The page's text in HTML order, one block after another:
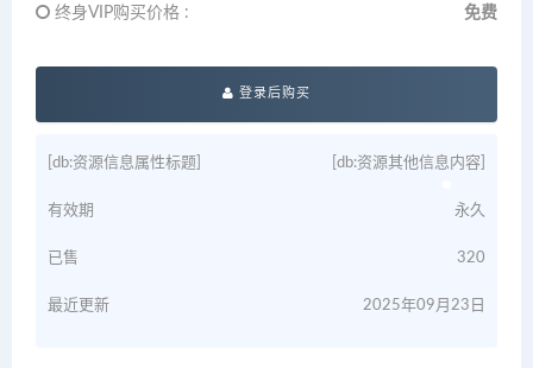
终身VIP购买价格 : 免费
登录后购买
[db:资源信息属性标题] [db:资源其他信息内容]
有效期 永久
已售 320
最近更新 2025年09月23日